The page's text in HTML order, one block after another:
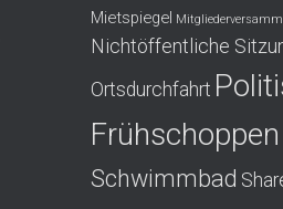
Mietspiegel
Nichtöffentliche
Ortsdurchfahrt
Frühschoppen
Schwimmbad